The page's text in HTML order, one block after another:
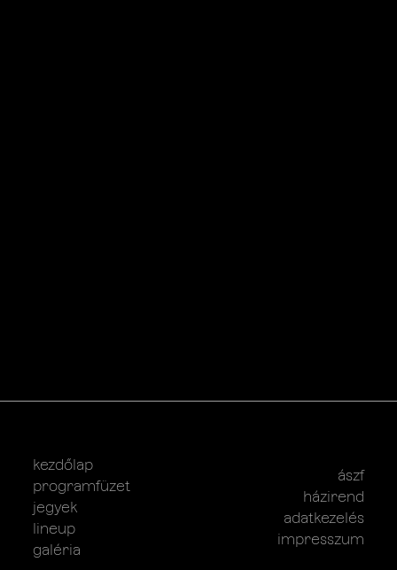
kezdőlap
programfüzet
jegyek
lineup
galéria
ászf
házirend
adatkezelés
impresszum